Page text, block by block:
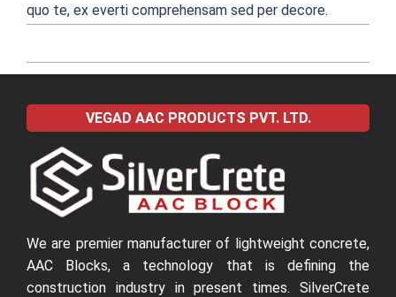
quo te, ex everti comprehensam sed per decore.
2022-
04-
04
VEGAD AAC PRODUCTS PVT. LTD.
We are premier manufacturer of lightweight concrete,
AAC Blocks, a technology that is defining the
construction industry in present times. SilverCrete